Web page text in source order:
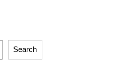
Search